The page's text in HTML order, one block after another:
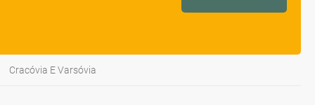
Cracóvia E Varsóvia